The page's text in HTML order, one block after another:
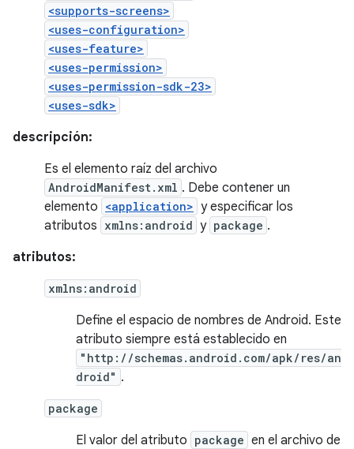
<supports-screens>
<uses-configuration>
<uses-feature>
<uses-permission>
<uses-permission-sdk-23>
<uses-sdk>
descripción:
Es el elemento raíz del archivo
AndroidManifest.xml . Debe contener un
elemento <application> y especificar los
atributos xmlns:android y package .
atributos:
xmlns:android
Define el espacio de nombres de Android. Este
atributo siempre está establecido en
"http://schemas.android.com/apk/res/an
droid" .
package
El valor del atributo package en el archivo de